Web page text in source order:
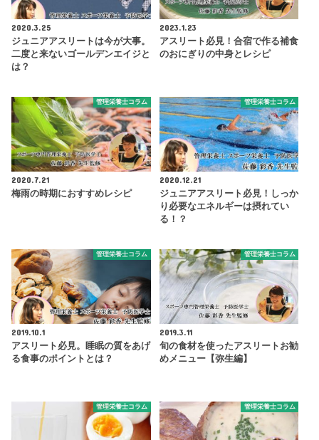
2020.3.25
ジュニアアスリートは今が大事。
二度と来ないゴールデンエイジと
は？
2023.1.23
アスリート必見！合宿で作る補食
のおにぎりの中身とレシピ
管理栄養士コラム
2020.7.21
梅雨の時期におすすめレシピ
管理栄養士コラム
2020.12.21
ジュニアアスリート必見！しっか
り必要なエネルギーは摂れてい
る！？
管理栄養士コラム
2019.10.1
アスリート必見。睡眠の質をあげ
る食事のポイントとは？
管理栄養士コラム
2019.3.11
旬の食材を使ったアスリートお勧
めメニュー【弥生編】
管理栄養士コラム 管理栄養士コラム